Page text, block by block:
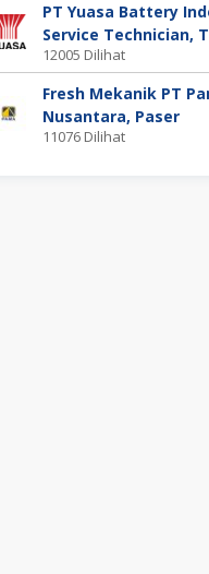
PT Yuasa Battery
Service Technician,
12005 Dilihat
Fresh Mekanik PT
Nusantara, Paser
11076 Dilihat